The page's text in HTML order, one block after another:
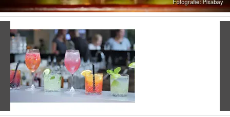
Vorige